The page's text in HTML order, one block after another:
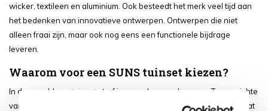
wicker, textileen en aluminium. Ook besteedt het merk veel tijd aan
het bedenken van innovatieve ontwerpen. Ontwerpen die niet
alleen fraai zijn, maar ook nog eens een functionele bijdrage
leveren.
Waarom voor een SUNS tuinset kiezen?
In de wereld van tuinsets
tref je meerdere merken aan. Ten opzichte
van de andere merken weet SUNS zich écht te onderscheiden. Dat